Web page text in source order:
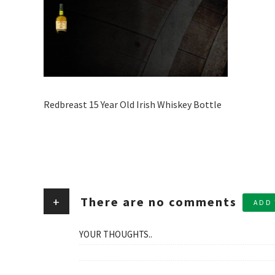
Redbreast 15 Year Old Irish Whiskey Bottle
+ There are no comments ADD